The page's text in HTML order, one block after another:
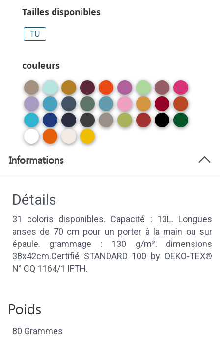
Tailles disponibles
TU
couleurs
Informations
Détails
31 coloris disponibles. Capacité : 13L. Longues
anses de 70 cm pour un porter à la main ou sur
épaule. grammage : 130 g/m². dimensions
38x42cm.Certifié STANDARD 100 by OEKO-TEX®
N° CQ 1164/1 IFTH.
Poids
80 Grammes